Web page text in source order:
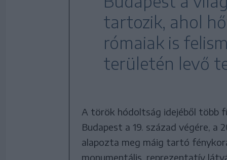
tartozik, ahol
rómaiak is
területén levő
A török hódoltság idejéből több
Budapest a 19. század végére, a
alapozta meg máig tartó
monumentális, reprezentatív